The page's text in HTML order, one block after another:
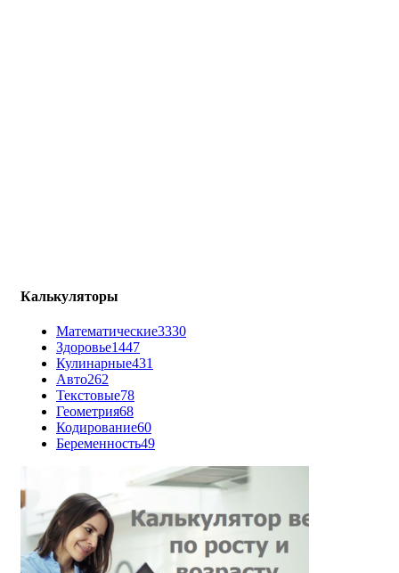
Калькуляторы
Математические3330
Здоровье1447
Кулинарные431
Авто262
Текстовые78
Геометрия68
Кодирование60
Беременность49